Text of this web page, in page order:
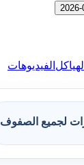
الهياكل الفيديوهات
لجميع الصفوف